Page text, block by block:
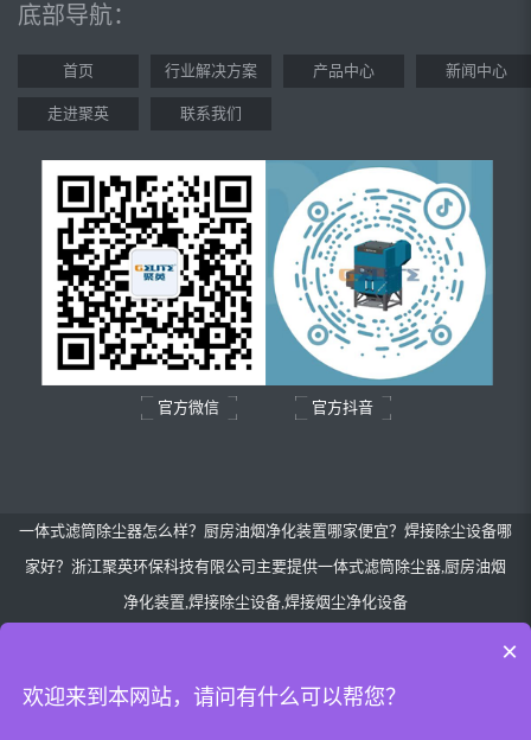
底部导航：
首页 行业解决方案 产品中心 新闻中心
走进聚英 联系我们
官方微信 官方抖音
一体式滤筒除尘器怎么样？厨房油烟净化装置哪家便宜？焊接除尘设备哪
家好？浙江聚英环保科技有限公司主要提供一体式滤筒除尘器,厨房油烟
净化装置,焊接除尘设备,焊接烟尘净化设备
热门城市推广:浙江 上海 安徽 江苏 陕西 辽宁 福建
×
欢迎来到本网站，请问有什么可以帮您？